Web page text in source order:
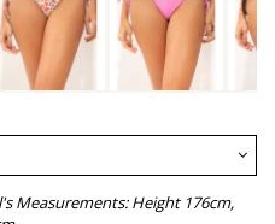
Measurements: Height 176cm,